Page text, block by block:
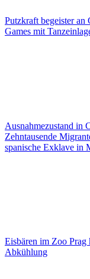
Putzkraft begeister an
Games mit
Ausnahmezustand in
Zehntausende
spanische Exklave in
Eisbären im Zoo Prag
Abkühlung